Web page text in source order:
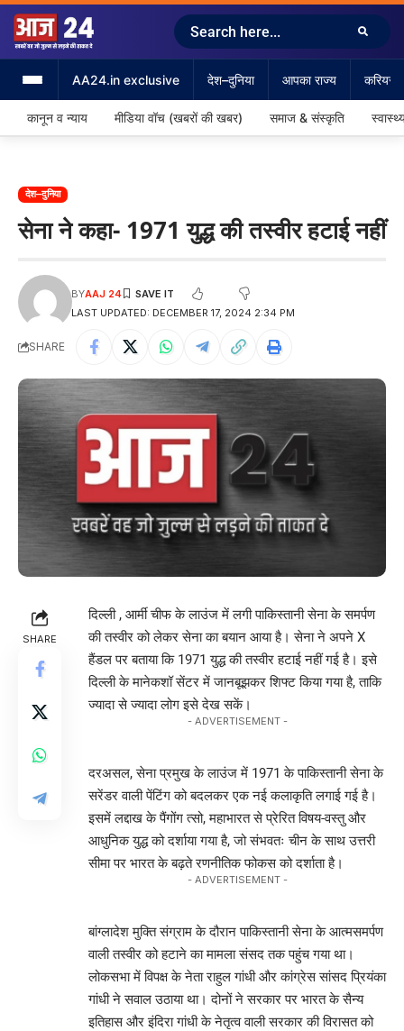
AA24.in exclusive देश–दुनिया आपका राज्य करियर
कानून व न्याय मीडिया वॉच (खबरों की खबर) समाज & संस्कृति
देश–दुनिया
सेना ने कहा- 1971 युद्ध की तस्वीर हटाई नहीं
LAST UPDATED: DECEMBER 17, 2024 2:34 PM
BYAAJ 24
SHARE
SHARE
दिल्ली , आर्मी चीफ के लाउंज में लगी पाकिस्तानी सेना के समर्पण
की तस्वीर को लेकर सेना का बयान आया है। सेना ने अपने X
हैंडल पर बताया कि 1971 युद्ध की तस्वीर हटाई नहीं गई है। इसे
दिल्ली के मानेकशॉ सेंटर में जानबूझकर शिफ्ट किया गया है, ताकि
ज्यादा से ज्यादा लोग इसे देख सकें।
- ADVERTISEMENT -
दरअसल, सेना प्रमुख के लाउंज में 1971 के पाकिस्तानी सेना के
सरेंडर वाली पेंटिंग को बदलकर एक नई कलाकृति लगाई गई है।
इसमें लद्दाख के पैंगोंग त्सो, महाभारत से प्रेरित विषय-वस्तु और
आधुनिक युद्ध को दर्शाया गया है, जो संभवतः चीन के साथ उत्तरी
सीमा पर भारत के बढ़ते रणनीतिक फोकस को दर्शाता है।
- ADVERTISEMENT -
बांग्लादेश मुक्ति संग्राम के दौरान पाकिस्तानी सेना के आत्मसमर्पण
वाली तस्वीर को हटाने का मामला संसद तक पहुंच गया था।
लोकसभा में विपक्ष के नेता राहुल गांधी और कांग्रेस सांसद प्रियंका
गांधी ने सवाल उठाया था। दोनों ने सरकार पर भारत के सैन्य
इतिहास और इंदिरा गांधी के नेतृत्व वाली सरकार की विरासत को